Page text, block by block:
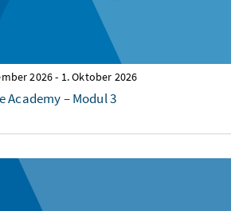
2026- 1. Oktober 2026
Academy – Modul 3